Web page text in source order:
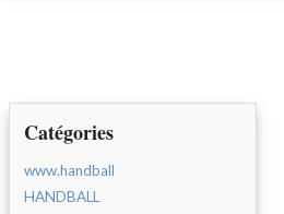
Catégories
www.handball
HANDBALL